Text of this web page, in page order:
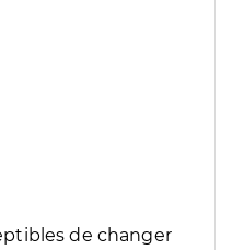
de changer